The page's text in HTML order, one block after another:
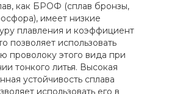
как БРОФ (сплав бронзы,
имеет низкие
плавления и коэффициент
позволяет использовать
проволоку этого вида при
тонкого литья. Высокая
устойчивость сплава
использовать его в